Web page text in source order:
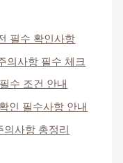
필수 확인사항
의사항 필수 체크
수 조건 안내
인 필수사항 안내
사항 총정리